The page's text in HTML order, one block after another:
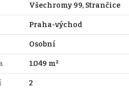
Všechromy 99, Strančice
Praha-východ
Osobní
1.049 m²
2